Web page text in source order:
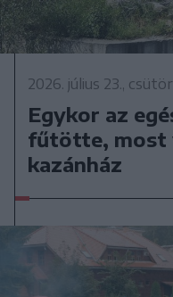
2026. július 23.,
Egykor az
fűtötte, most
kazánház